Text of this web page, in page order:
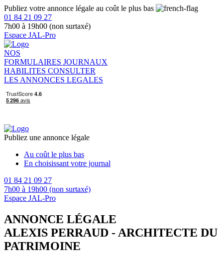
Publiez votre annonce légale au coût le plus bas
01 84 21 09 27
7h00 à 19h00 (non surtaxé)
Espace JAL-Pro
NOS
FORMULAIRES JOURNAUX
HABILITES CONSULTER
LES ANNONCES LEGALES
Publiez une annonce légale
Au coût le plus bas
En choisissant votre journal
01 84 21 09 27
7h00 à 19h00 (non surtaxé)
Espace JAL-Pro
ANNONCE LÉGALE
ALEXIS PERRAUD - ARCHITECTE DU
PATRIMOINE